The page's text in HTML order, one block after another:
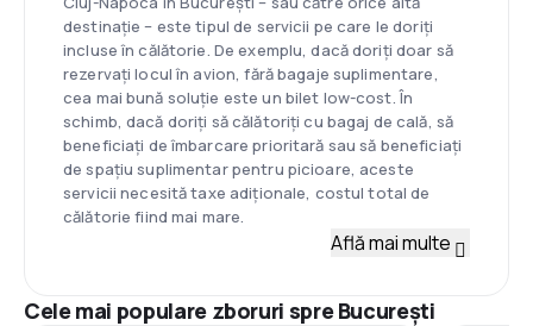
destinație – este tipul de servicii pe care le doriți
incluse în călătorie. De exemplu, dacă doriți doar să
rezervați locul în avion, fără bagaje suplimentare,
cea mai bună soluție este un bilet low-cost. În
schimb, dacă doriți să călătoriți cu bagaj de cală, să
beneficiați de îmbarcare prioritară sau să beneficiați
de spațiu suplimentar pentru picioare, aceste
servicii necesită taxe adiționale, costul total de
călătorie fiind mai mare.
Află mai multe
Cele mai populare zboruri spre București